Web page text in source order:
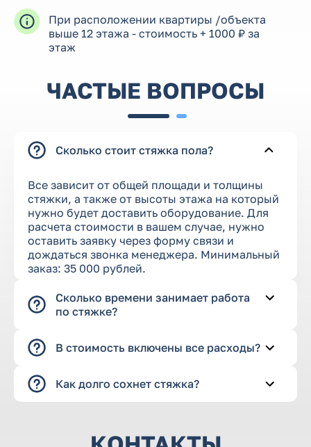
При расположении квартиры /объекта
выше 12 этажа - стоимость + 1000 ₽ за
этаж
ЧАСТЫЕ ВОПРОСЫ
Сколько стоит стяжка пола?
Все зависит от общей площади и толщины
стяжки, а также от высоты этажа на который
нужно будет доставить оборудование. Для
расчета стоимости в вашем случае, нужно
оставить заявку через форму связи и
дождаться звонка менеджера. Минимальный
заказ: 35 000 рублей.
Сколько времени занимает работа
по стяжке?
В стоимость включены все расходы?
Как долго сохнет стяжка?